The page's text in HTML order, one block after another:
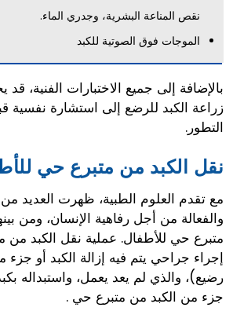
نقص المناعة البشرية، وجدري الماء.
الموجات فوق الصوتية للكبد
بالإضافة إلى جميع الاختبارات الفنية،
زراعة الكبد للرضع إلى استشارة نفسية
التطور.
نقل الكبد من متبرع حي
مع تقدم العلوم الطبية، ظهرت العديد من
والفعالة من أجل رفاهية الإنسان، ومن
متبرع حي للأطفال. عملية نقل الكبد من
إجراء جراحي يتم فيه إزالة الكبد أو
رضيع)، والذي لم يعد يعمل، واستبداله
جزء من الكبد من متبرع حي .